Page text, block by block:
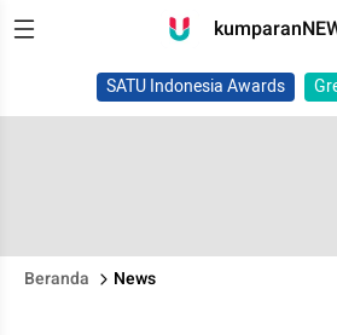
SATU Indonesia Awards
Beranda News